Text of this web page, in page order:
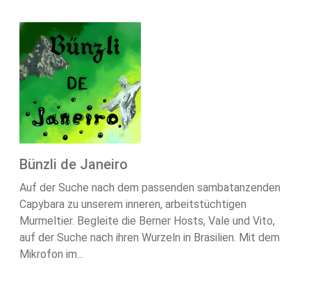
Bünzli de Janeiro
Auf der Suche nach dem passenden sambatanzenden
Capybara zu unserem inneren, arbeitstüchtigen
Murmeltier. Begleite die Berner Hosts, Vale und Vito,
auf der Suche nach ihren Wurzeln in Brasilien. Mit dem
Mikrofon im...